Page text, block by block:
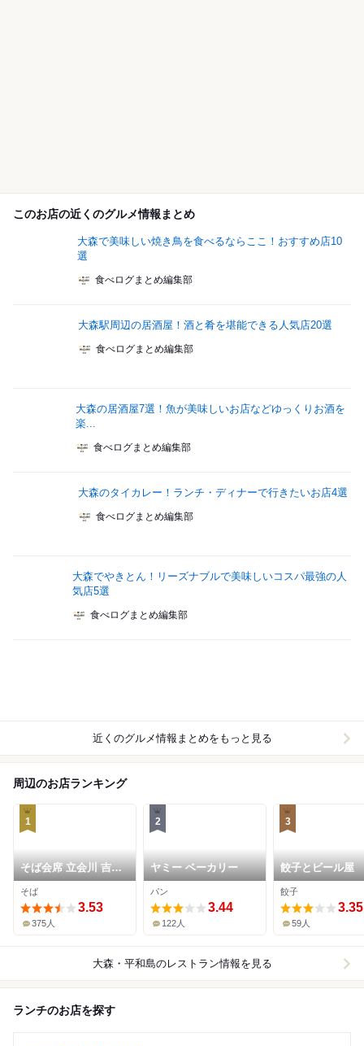
このお店の近くのグルメ情報まとめ
大森で美味しい焼き鳥を食べるならここ！おすすめ店10
選
食べログまとめ編集部
大森駅周辺の居酒屋！酒と肴を堪能できる人気店20選
食べログまとめ編集部
大森の居酒屋7選！魚が美味しいお店などゆっくりお酒を
楽...
食べログまとめ編集部
大森のタイカレー！ランチ・ディナーで行きたいお店4選
食べログまとめ編集部
大森でやきとん！リーズナブルで美味しいコスパ最強の人
気店5選
食べログまとめ編集部
近くのグルメ情報まとめをもっと見る
周辺のお店ランキング
1
そば会席 立会川 吉田
家
そば
3.53
375人
2
ヤミー ベーカリー
パン
3.44
122人
3
餃子とビール屋
餃子
3.35
59人
大森・平和島のレストラン情報を見る
ランチのお店を探す